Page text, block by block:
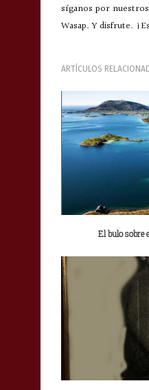
síganos por
Wasap. Y disfrute.
ARTÍCULOS
El bulo sobre